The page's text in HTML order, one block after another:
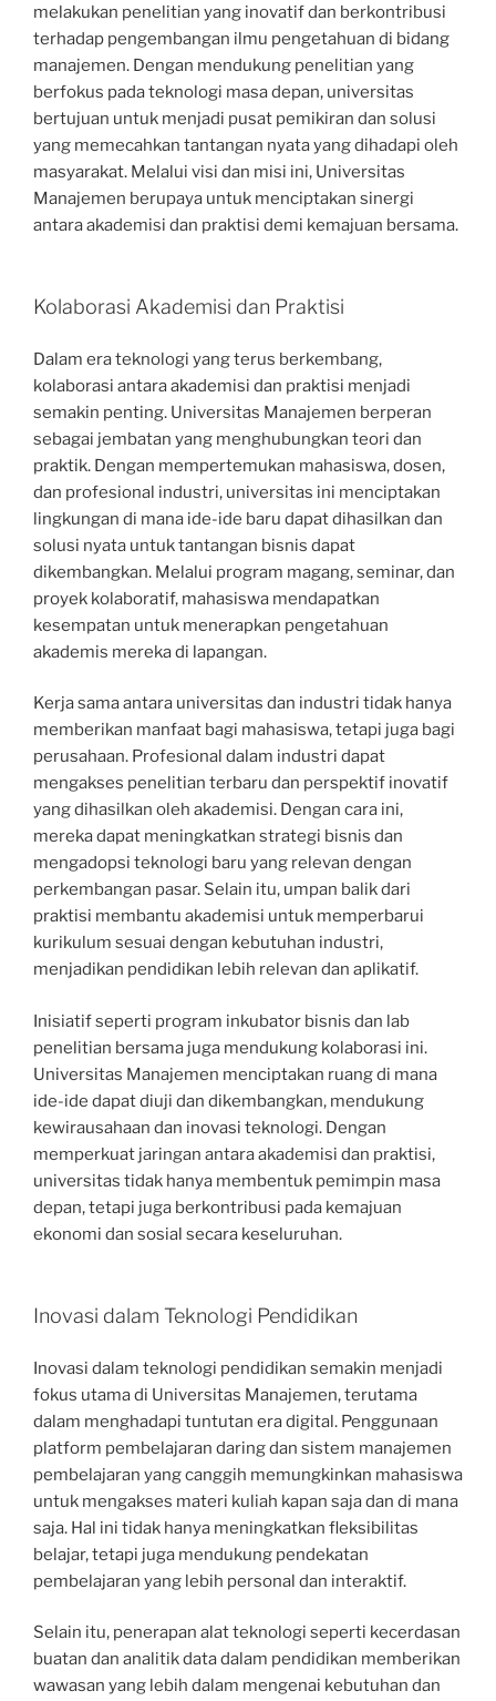
melakukan penelitian yang inovatif dan berkontribusi
terhadap pengembangan ilmu pengetahuan di bidang
manajemen. Dengan mendukung penelitian yang
berfokus pada teknologi masa depan, universitas
bertujuan untuk menjadi pusat pemikiran dan solusi
yang memecahkan tantangan nyata yang dihadapi oleh
masyarakat. Melalui visi dan misi ini, Universitas
Manajemen berupaya untuk menciptakan sinergi
antara akademisi dan praktisi demi kemajuan bersama.
Kolaborasi Akademisi dan Praktisi
Dalam era teknologi yang terus berkembang,
kolaborasi antara akademisi dan praktisi menjadi
semakin penting. Universitas Manajemen berperan
sebagai jembatan yang menghubungkan teori dan
praktik. Dengan mempertemukan mahasiswa, dosen,
dan profesional industri, universitas ini menciptakan
lingkungan di mana ide-ide baru dapat dihasilkan dan
solusi nyata untuk tantangan bisnis dapat
dikembangkan. Melalui program magang, seminar, dan
proyek kolaboratif, mahasiswa mendapatkan
kesempatan untuk menerapkan pengetahuan
akademis mereka di lapangan.
Kerja sama antara universitas dan industri tidak hanya
memberikan manfaat bagi mahasiswa, tetapi juga bagi
perusahaan. Profesional dalam industri dapat
mengakses penelitian terbaru dan perspektif inovatif
yang dihasilkan oleh akademisi. Dengan cara ini,
mereka dapat meningkatkan strategi bisnis dan
mengadopsi teknologi baru yang relevan dengan
perkembangan pasar. Selain itu, umpan balik dari
praktisi membantu akademisi untuk memperbarui
kurikulum sesuai dengan kebutuhan industri,
menjadikan pendidikan lebih relevan dan aplikatif.
Inisiatif seperti program inkubator bisnis dan lab
penelitian bersama juga mendukung kolaborasi ini.
Universitas Manajemen menciptakan ruang di mana
ide-ide dapat diuji dan dikembangkan, mendukung
kewirausahaan dan inovasi teknologi. Dengan
memperkuat jaringan antara akademisi dan praktisi,
universitas tidak hanya membentuk pemimpin masa
depan, tetapi juga berkontribusi pada kemajuan
ekonomi dan sosial secara keseluruhan.
Inovasi dalam Teknologi Pendidikan
Inovasi dalam teknologi pendidikan semakin menjadi
fokus utama di Universitas Manajemen, terutama
dalam menghadapi tuntutan era digital. Penggunaan
platform pembelajaran daring dan sistem manajemen
pembelajaran yang canggih memungkinkan mahasiswa
untuk mengakses materi kuliah kapan saja dan di mana
saja. Hal ini tidak hanya meningkatkan fleksibilitas
belajar, tetapi juga mendukung pendekatan
pembelajaran yang lebih personal dan interaktif.
Selain itu, penerapan alat teknologi seperti kecerdasan
buatan dan analitik data dalam pendidikan memberikan
wawasan yang lebih dalam mengenai kebutuhan dan